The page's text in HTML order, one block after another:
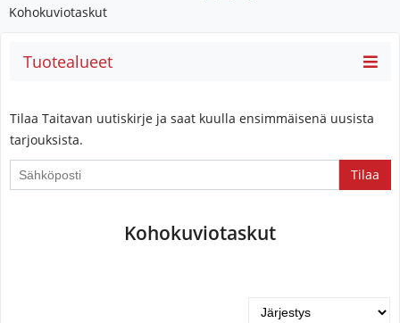
Kohokuviotaskut
Tuotealueet
Tilaa Taitavan uutiskirje ja saat kuulla ensimmäisenä uusista
tarjouksista.
Kohokuviotaskut